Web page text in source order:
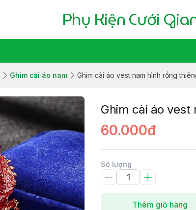
Phụ Kiện Cưới
Ghim cài áo nam Ghim cài áo vest nam hình rồng
Ghim cài áo vest
60.000đ
Số lượng
Thêm giỏ hàng